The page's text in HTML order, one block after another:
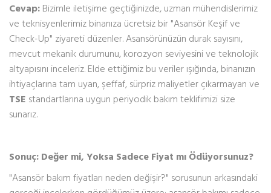
Cevap: Bizimle iletişime geçtiğinizde, uzman mühendislerimiz
ve teknisyenlerimiz binanıza ücretsiz bir "Asansör Keşif ve
Check-Up" ziyareti düzenler. Asansörünüzün durak sayısını,
mevcut mekanik durumunu, korozyon seviyesini ve teknolojik
altyapısını inceleriz. Elde ettiğimiz bu veriler ışığında, binanızın
ihtiyaçlarına tam uyan, şeffaf, sürpriz maliyetler çıkarmayan ve
TSE standartlarına uygun periyodik bakım teklifimizi size
sunarız.
Sonuç: Değer mi, Yoksa Sadece Fiyat mı Ödüyorsunuz?
"Asansör bakım fiyatları neden değişir?" sorusunun arkasındaki